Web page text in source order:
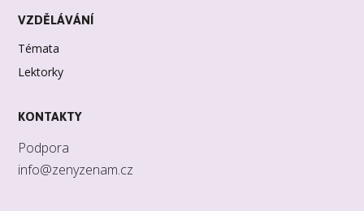
VZDĚLÁVÁNÍ
Témata
Lektorky
KONTAKTY
Podpora
info@zenyzenam.cz